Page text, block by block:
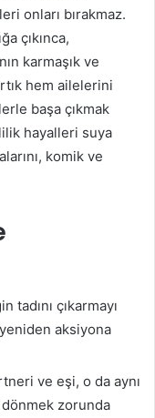
onları bırakmaz.
çıkınca,
karmaşık ve
hem ailelerini
başa çıkmak
hayalleri suya
komik ve
tadını çıkarmayı
aksiyona
ve eşi, o da aynı
zorunda